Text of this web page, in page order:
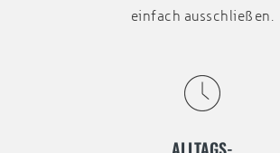
einfach ausschließen.